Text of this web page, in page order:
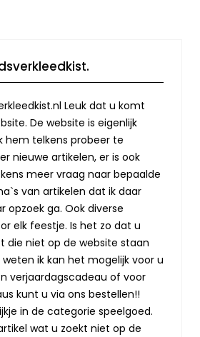
Leuk dat u komt
De website is eigenlijk
hem telkens probeer te
nieuwe artikelen, er is ook
meer vraag naar bepaalde
van artikelen dat ik daar
opzoek ga. Ook diverse
elk feestje. Is het zo dat u
die niet op de website staan
ik kan het mogelijk voor u
verjaardagscadeau of voor
kunt u via ons bestellen!!
in de categorie speelgoed.
wat u zoekt niet op de